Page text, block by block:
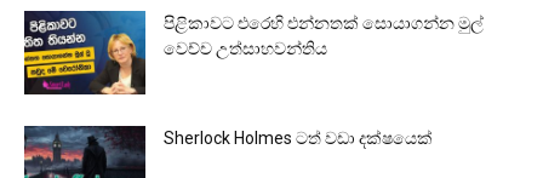
පිළිකාවට එරෙහි එන්නතක් සොයාගන්න මුල්
වෙච්ච උත්සාහවන්තිය
Sherlock Holmes ටත් වඩා දක්ෂයෙක්